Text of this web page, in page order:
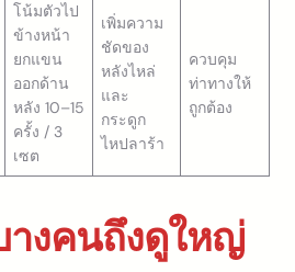
โน้มตัวไป
ข้างหน้า
ยกแขน
ออกด้าน
หลัง 10–15
ครั้ง / 3
เซต
เพิ่มความ
ชัดของ
หลังไหล่
และ
กระดูก
ไหปลาร้า
ควบคุม
ท่าทางให้
ถูกต้อง
างคนถึงดูใหญ่